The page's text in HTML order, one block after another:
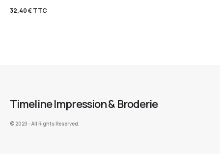
32,40€TTC
Timeline Impression & Broderie
©️ 2023 - All Rights Reserved.